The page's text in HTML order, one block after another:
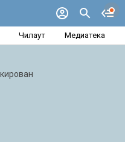
Чилаут Медиатека